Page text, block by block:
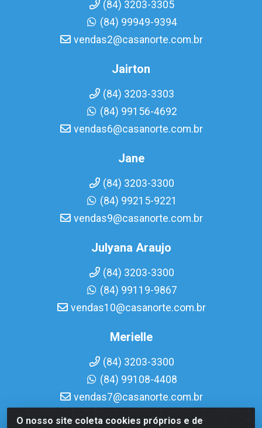
O nosso site coleta cookies próprios e de
(84) 3203-3305
(84) 99949-9394
vendas2@casanorte.com.br
Jairton
(84) 3203-3303
(84) 99156-4692
vendas6@casanorte.com.br
Jane
(84) 3203-3300
(84) 99215-9221
vendas9@casanorte.com.br
Julyana Araujo
(84) 3203-3300
(84) 99119-9867
vendas10@casanorte.com.br
Merielle
(84) 3203-3300
(84) 99108-4408
vendas7@casanorte.com.br